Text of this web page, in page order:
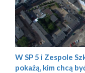
W SP 5 i Zespole
pokażą, kim chcą